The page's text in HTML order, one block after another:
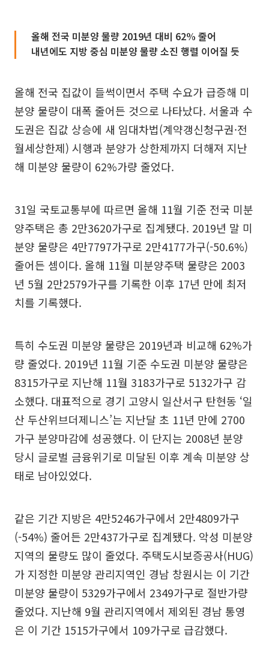
올해 전국 미분양 물량 2019년 대비 62% 줄어
내년에도 지방 중심 미분양 물량 소진 행렬 이어질 듯
올해 전국 집값이 들썩이면서 주택 수요가 급증해 미
분양 물량이 대폭 줄어든 것으로 나타났다. 서울과 수
도권은 집값 상승에 새 임대차법(계약갱신청구권·전
월세상한제) 시행과 분양가 상한제까지 더해져 지난
해 미분양 물량이 62%가량 줄었다.
31일 국토교통부에 따르면 올해 11월 기준 전국 미분
양주택은 총 2만3620가구로 집계됐다. 2019년 말 미
분양 물량은 4만7797가구로 2만4177가구(-50.6%)
줄어든 셈이다. 올해 11월 미분양주택 물량은 2003
년 5월 2만2579가구를 기록한 이후 17년 만에 최저
치를 기록했다.
특히 수도권 미분양 물량은 2019년과 비교해 62%가
량 줄었다. 2019년 11월 기준 수도권 미분양 물량은
8315가구로 지난해 11월 3183가구로 5132가구 감
소했다. 대표적으로 경기 고양시 일산서구 탄현동 ‘일
산 두산위브더제니스’는 지난달 초 11년 만에 2700
가구 분양마감에 성공했다. 이 단지는 2008년 분양
당시 글로벌 금융위기로 미달된 이후 계속 미분양 상
태로 남아있었다.
같은 기간 지방은 4만5246가구에서 2만4809가구
(-54%) 줄어든 2만437가구로 집계됐다. 악성 미분양
지역의 물량도 많이 줄었다. 주택도시보증공사(HUG)
가 지정한 미분양 관리지역인 경남 창원시는 이 기간
미분양 물량이 5329가구에서 2349가구로 절반가량
줄었다. 지난해 9월 관리지역에서 제외된 경남 통영
은 이 기간 1515가구에서 109가구로 급감했다.